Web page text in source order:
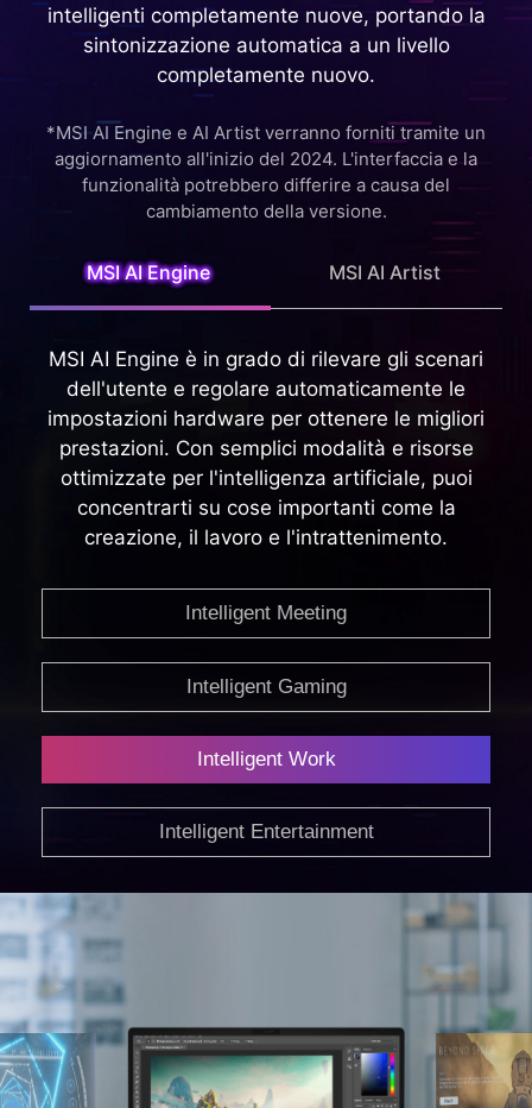
intelligenti completamente nuove, portando la
sintonizzazione automatica a un livello
completamente nuovo.
*MSI AI Engine e AI Artist verranno forniti tramite un
aggiornamento all'inizio del 2024. L'interfaccia e la
funzionalità potrebbero differire a causa del
cambiamento della versione.
MSI AI Engine MSI AI Artist
MSI AI Engine è in grado di rilevare gli scenari
dell'utente e regolare automaticamente le
impostazioni hardware per ottenere le migliori
prestazioni. Con semplici modalità e risorse
ottimizzate per l'intelligenza artificiale, puoi
concentrarti su cose importanti come la
creazione, il lavoro e l'intrattenimento.
Intelligent Meeting
Intelligent Gaming
Intelligent Work
Intelligent Entertainment